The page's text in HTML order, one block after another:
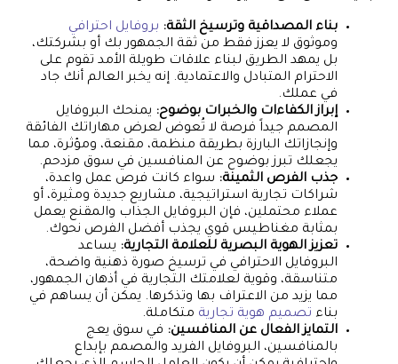
بناء المصداقية وترسيخ الثقة: بروفايل احترافي
وموثوق لا يعزز فقط من ثقة الجمهور بك أو بشركتك،
بل يمهد الطريق لبناء علاقات طويلة الأمد تقوم على
الاحترام المتبادل والاعتمادية. إنه يخبر العالم أنك جاد
في عملك.
إبراز الكفاءات والخبرات بوضوح: يمنحك البروفايل
المصمم جيداً فرصة لا تُعوض لعرض مهاراتك الفائقة
وإنجازاتك البارزة بطريقة منظمة، مقنعة، ومؤثرة، مما
يجعلك تبرز بوضوح عن المنافسين في سوق مزدحم.
جذب الفرص الثمينة: سواء كانت فرص عمل واعدة،
شراكات تجارية استراتيجية، مشاريع جديدة ومثيرة، أو
عملاء محتملين، فإن البروفايل الجذاب والمقنع يعمل
بمثابة مغناطيس قوي يجذب أفضل الفرص نحوك.
تعزيز الهوية البصرية للعلامة التجارية: يساعد
البروفايل الاحترافي في ترسيخ صورة ذهنية واضحة،
متناسقة، وقوية لعلامتك التجارية في أذهان الجمهور،
مما يزيد من الاعتراف بها وتذكرها. يمكن أن يساهم في
بناء تصميم هوية تجارية متكاملة.
التمايز الفعال عن المنافسين: في سوق يعج
بالمنافسين، البروفايل الفريد والمصمم بإبداع